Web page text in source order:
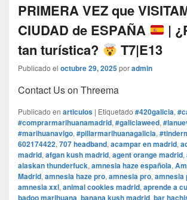
PRIMERA VEZ que
CIUDAD de ESPAÑA
|
tan turística?
T7|E13
Publicado el octubre 29, 2025poradmin
Contact Us on Threema
Publicado en articulos | Etiquetado #420galicia,
#comprarmarihuanamadrid, #galiciaweed,
#marihuanavigo, #pillarmarihuanagalicia,
602174422, 707 headband, acampar en madrid,
madrid, afgan kush madrid, agent orange madrid,
alaskan thunderfuck, amnesia haze española,
Madrid, amnesia haze pro, amnesia pro, amnesia
amnesia xxl, animal cookies madrid, aprende a
badoo marihuana, banana kush madrid, bar